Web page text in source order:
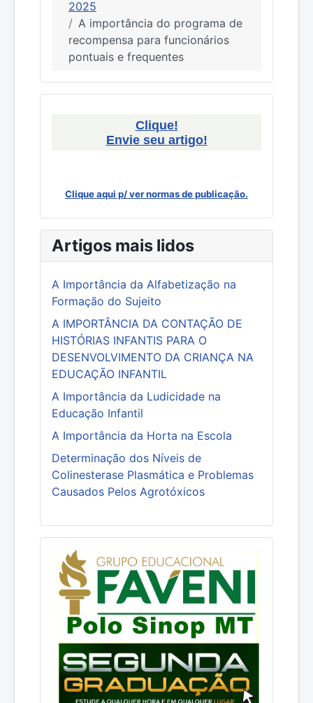
2025
A importância do programa de
recompensa para funcionários
pontuais e frequentes
Clique!
Envie seu artigo!
Clique aqui p/ ver normas de publicação.
Artigos mais lidos
A Importância da Alfabetização na
Formação do Sujeito
A IMPORTÂNCIA DA CONTAÇÃO DE
HISTÓRIAS INFANTIS PARA O
DESENVOLVIMENTO DA CRIANÇA NA
EDUCAÇÃO INFANTIL
A Importância da Ludicidade na
Educação Infantil
A Importância da Horta na Escola
Determinação dos Níveis de
Colinesterase Plasmática e Problemas
Causados Pelos Agrotóxicos